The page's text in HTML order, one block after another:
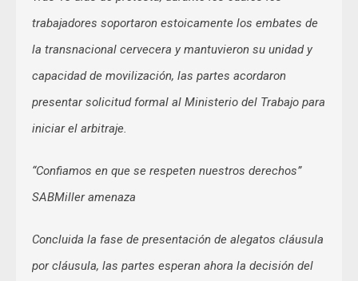
trabajadores soportaron estoicamente los embates de
la transnacional cervecera y mantuvieron su unidad y
capacidad de movilización, las partes acordaron
presentar solicitud formal al Ministerio del Trabajo para
iniciar el arbitraje.
“Confiamos en que se respeten nuestros derechos”
SABMiller amenaza
Concluida la fase de presentación de alegatos cláusula
por cláusula, las partes esperan ahora la decisión del